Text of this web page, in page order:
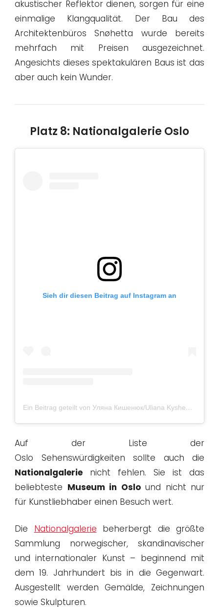
akustischer Reflektor dienen, sorgen für eine
einmalige Klangqualität. Der Bau des
Architektenbüros Snøhetta wurde bereits
mehrfach mit Preisen ausgezeichnet.
Angesichts dieses spektakulären Baus ist das
aber auch kein Wunder.
Platz 8: Nationalgalerie Oslo
Sieh dir diesen Beitrag auf Instagram an
Ein Beitrag geteilt von Уляна Кишенюк/Uliana Kysheniuk (@uliana_kysheniuk)
Auf der Liste der
Oslo Sehenswürdigkeiten sollte auch die
Nationalgalerie nicht fehlen. Sie ist das
beliebteste Museum in Oslound nicht nur
für Kunstliebhaber einen Besuch wert.
Die Nationalgalerie beherbergt die größte
Sammlung norwegischer, skandinavischer
und internationaler Kunst – beginnend mit
dem 19. Jahrhundert bis in die Gegenwart.
Ausgestellt werden Gemälde, Zeichnungen
sowie Skulpturen.